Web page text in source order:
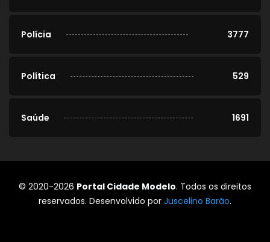
Polícia 3777
Política 529
Saúde 1691
© 2020-2026 Portal Cidade Modelo. Todos os direitos
reservados. Desenvolvido por Juscelino Barão.